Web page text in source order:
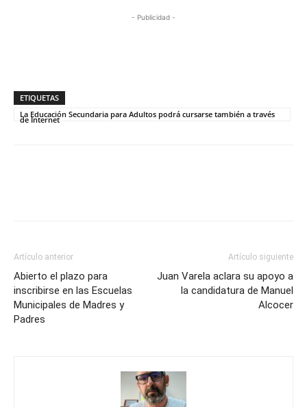
- Publicidad -
ETIQUETAS
La Educación Secundaria para Adultos podrá cursarse también a través
de Internet
Artículo anterior
Abierto el plazo para
inscribirse en las Escuelas
Municipales de Madres y
Padres
Artículo siguiente
Juan Varela aclara su apoyo a
la candidatura de Manuel
Alcocer